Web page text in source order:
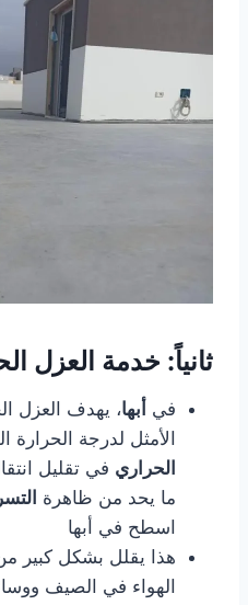
ثانياً: خدمة العزل
في أبها، يهدف العزل
الأمثل لدرجة الحرارة
الحراري في تقليل
ما يحد من ظاهرة
اسطح في أبها
هذا يقلل بشكل كبير
الهواء في الصيف